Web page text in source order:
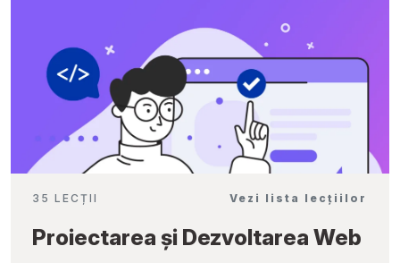
35 LECȚII Vezi lista lecțiilor
Proiectarea și Dezvoltarea Web